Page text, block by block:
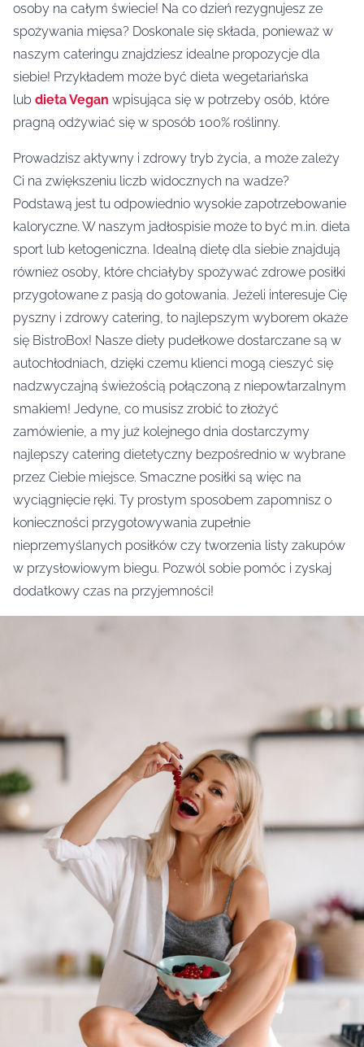
osoby na całym świecie! Na co dzień rezygnujesz ze
spożywania mięsa? Doskonale się składa, ponieważ w
naszym cateringu znajdziesz idealne propozycje dla
siebie! Przykładem może być dieta wegetariańska
lub dieta Vegan wpisująca się w potrzeby osób, które
pragną odżywiać się w sposób 100% roślinny.
Prowadzisz aktywny i zdrowy tryb życia, a może zależy
Ci na zwiększeniu liczb widocznych na wadze?
Podstawą jest tu odpowiednio wysokie zapotrzebowanie
kaloryczne. W naszym jadłospisie może to być m.in. dieta
sport lub ketogeniczna. Idealną dietę dla siebie znajdują
również osoby, które chciałyby spożywać zdrowe posiłki
przygotowane z pasją do gotowania. Jeżeli interesuje Cię
pyszny i zdrowy catering, to najlepszym wyborem okaże
się BistroBox! Nasze diety pudełkowe dostarczane są w
autochłodniach, dzięki czemu klienci mogą cieszyć się
nadzwyczajną świeżością połączoną z niepowtarzalnym
smakiem! Jedyne, co musisz zrobić to złożyć
zamówienie, a my już kolejnego dnia dostarczymy
najlepszy catering dietetyczny bezpośrednio w wybrane
przez Ciebie miejsce. Smaczne posiłki są więc na
wyciągnięcie ręki. Ty prostym sposobem zapomnisz o
konieczności przygotowywania zupełnie
nieprzemyślanych posiłków czy tworzenia listy zakupów
w przysłowiowym biegu. Pozwól sobie pomóc i zyskaj
dodatkowy czas na przyjemności!